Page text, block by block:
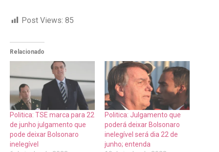
Post Views: 85
Relacionado
Politica: TSE marca para 22
de junho julgamento que
pode deixar Bolsonaro
inelegível
Politica: Julgamento que
poderá deixar Bolsonaro
inelegível será dia 22 de
junho; entenda